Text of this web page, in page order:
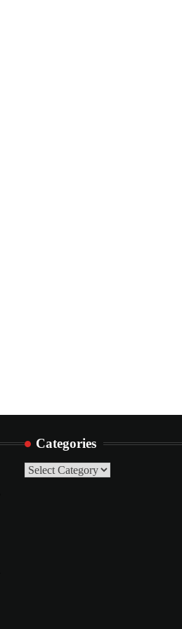
Categories
Categories